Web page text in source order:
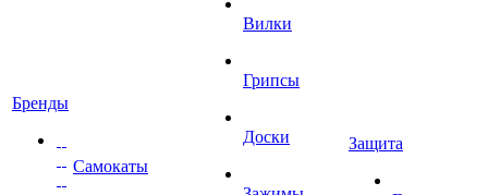
Бренды
Самокаты
Вилки
Грипсы
Доски Защита